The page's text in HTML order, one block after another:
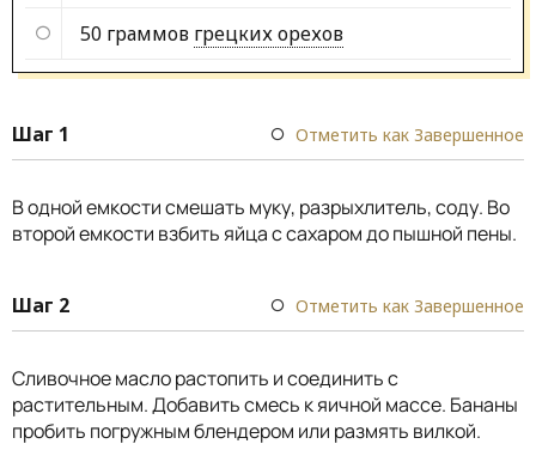
50 граммов грецких орехов
Шаг 1 Отметить как Завершенное
В одной емкости смешать муку, разрыхлитель, соду. Во
второй емкости взбить яйца с сахаром до пышной пены.
Шаг 2 Отметить как Завершенное
Сливочное масло растопить и соединить с
растительным. Добавить смесь к яичной массе. Бананы
пробить погружным блендером или размять вилкой.